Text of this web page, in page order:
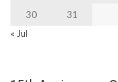
30
31
« Jul